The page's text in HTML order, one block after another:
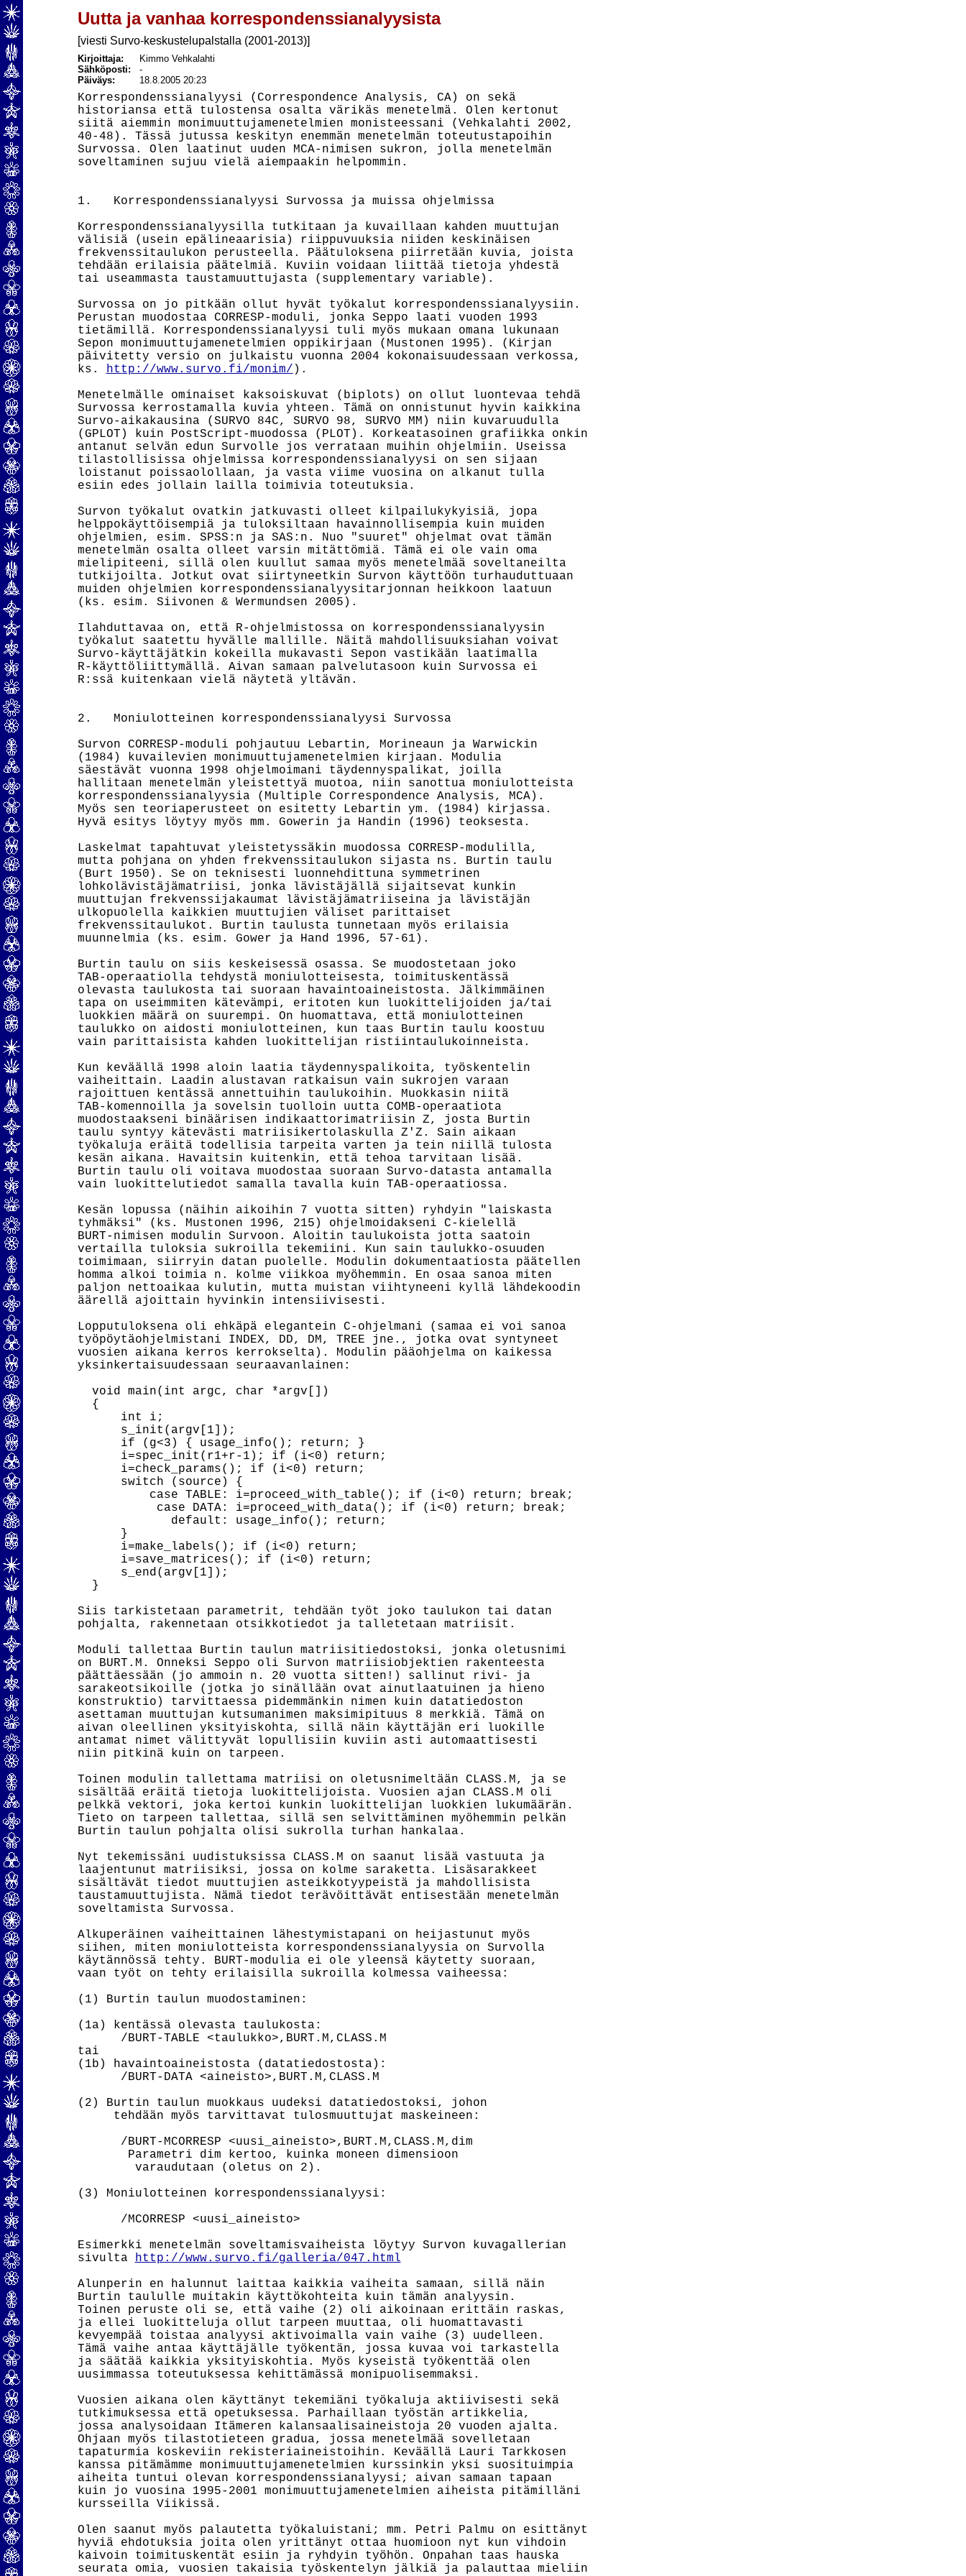
Uutta ja vanhaa korrespondenssianalyysista
[viesti Survo-keskustelupalstalla (2001-2013)]
Kirjoittaja:
Kimmo Vehkalahti
Sähköposti: -
Päiväys:
18.8.2005 20:23
Korrespondenssianalyysi (Correspondence Analysis, CA) on sekä
historiansa että tulostensa osalta värikäs menetelmä. Olen kertonut
siitä aiemmin monimuuttujamenetelmien monisteessani (Vehkalahti 2002,
40-48). Tässä jutussa keskityn enemmän menetelmän toteutustapoihin
Survossa. Olen laatinut uuden MCA-nimisen sukron, jolla menetelmän
soveltaminen sujuu vielä aiempaakin helpommin.
1.   Korrespondenssianalyysi Survossa ja muissa ohjelmissa
Korrespondenssianalyysilla tutkitaan ja kuvaillaan kahden muuttujan
välisiä (usein epälineaarisia) riippuvuuksia niiden keskinäisen
frekvenssitaulukon perusteella. Päätuloksena piirretään kuvia, joista
tehdään erilaisia päätelmiä. Kuviin voidaan liittää tietoja yhdestä
tai useammasta taustamuuttujasta (supplementary variable).
Survossa on jo pitkään ollut hyvät työkalut korrespondenssianalyysiin.
Perustan muodostaa CORRESP-moduli, jonka Seppo laati vuoden 1993
tietämillä. Korrespondenssianalyysi tuli myös mukaan omana lukunaan
Sepon monimuuttujamenetelmien oppikirjaan (Mustonen 1995). (Kirjan
päivitetty versio on julkaistu vuonna 2004 kokonaisuudessaan verkossa,
ks. http://www.survo.fi/monim/ ).
Menetelmälle ominaiset kaksoiskuvat (biplots) on ollut luontevaa tehdä
Survossa kerrostamalla kuvia yhteen. Tämä on onnistunut hyvin kaikkina
Survo-aikakausina (SURVO 84C, SURVO 98, SURVO MM) niin kuvaruudulla
(GPLOT) kuin PostScript-muodossa (PLOT). Korkeatasoinen grafiikka onkin
antanut selvän edun Survolle jos verrataan muihin ohjelmiin. Useissa
tilastollisissa ohjelmissa korrespondenssianalyysi on sen sijaan
loistanut poissaolollaan, ja vasta viime vuosina on alkanut tulla
esiin edes jollain lailla toimivia toteutuksia.
Survon työkalut ovatkin jatkuvasti olleet kilpailukykyisiä, jopa
helppokäyttöisempiä ja tuloksiltaan havainnollisempia kuin muiden
ohjelmien, esim. SPSS:n ja SAS:n. Nuo "suuret" ohjelmat ovat tämän
menetelmän osalta olleet varsin mitättömiä. Tämä ei ole vain oma
mielipiteeni, sillä olen kuullut samaa myös menetelmää soveltaneilta
tutkijoilta. Jotkut ovat siirtyneetkin Survon käyttöön turhauduttuaan
muiden ohjelmien korrespondenssianalyysitarjonnan heikkoon laatuun
(ks. esim. Siivonen & Wermundsen 2005).
Ilahduttavaa on, että R-ohjelmistossa on korrespondenssianalyysin
työkalut saatettu hyvälle mallille. Näitä mahdollisuuksiahan voivat
Survo-käyttäjätkin kokeilla mukavasti Sepon vastikään laatimalla
R-käyttöliittymällä. Aivan samaan palvelutasoon kuin Survossa ei
R:ssä kuitenkaan vielä näytetä yltävän.
2.   Moniulotteinen korrespondenssianalyysi Survossa
Survon CORRESP-moduli pohjautuu Lebartin, Morineaun ja Warwickin
(1984) kuvailevien monimuuttujamenetelmien kirjaan. Modulia
säestävät vuonna 1998 ohjelmoimani täydennyspalikat, joilla
hallitaan menetelmän yleistettyä muotoa, niin sanottua moniulotteista
korrespondenssianalyysia (Multiple Correspondence Analysis, MCA).
Myös sen teoriaperusteet on esitetty Lebartin ym. (1984) kirjassa.
Hyvä esitys löytyy myös mm. Gowerin ja Handin (1996) teoksesta.
Laskelmat tapahtuvat yleistetyssäkin muodossa CORRESP-modulilla,
mutta pohjana on yhden frekvenssitaulukon sijasta ns. Burtin taulu
(Burt 1950). Se on teknisesti luonnehdittuna symmetrinen
lohkolävistäjämatriisi, jonka lävistäjällä sijaitsevat kunkin
muuttujan frekvenssijakaumat lävistäjämatriiseina ja lävistäjän
ulkopuolella kaikkien muuttujien väliset parittaiset
frekvenssitaulukot. Burtin taulusta tunnetaan myös erilaisia
muunnelmia (ks. esim. Gower ja Hand 1996, 57-61).
Burtin taulu on siis keskeisessä osassa. Se muodostetaan joko
TAB-operaatiolla tehdystä moniulotteisesta, toimituskentässä
olevasta taulukosta tai suoraan havaintoaineistosta. Jälkimmäinen
tapa on useimmiten kätevämpi, eritoten kun luokittelijoiden ja/tai
luokkien määrä on suurempi. On huomattava, että moniulotteinen
taulukko on aidosti moniulotteinen, kun taas Burtin taulu koostuu
vain parittaisista kahden luokittelijan ristiintaulukoinneista.
Kun keväällä 1998 aloin laatia täydennyspalikoita, työskentelin
vaiheittain. Laadin alustavan ratkaisun vain sukrojen varaan
rajoittuen kentässä annettuihin taulukoihin. Muokkasin niitä
TAB-komennoilla ja sovelsin tuolloin uutta COMB-operaatiota
muodostaakseni binäärisen indikaattorimatriisin Z, josta Burtin
taulu syntyy kätevästi matriisikertolaskulla Z'Z. Sain aikaan
työkaluja eräitä todellisia tarpeita varten ja tein niillä tulosta
kesän aikana. Havaitsin kuitenkin, että tehoa tarvitaan lisää.
Burtin taulu oli voitava muodostaa suoraan Survo-datasta antamalla
vain luokittelutiedot samalla tavalla kuin TAB-operaatiossa.
Kesän lopussa (näihin aikoihin 7 vuotta sitten) ryhdyin "laiskasta
tyhmäksi" (ks. Mustonen 1996, 215) ohjelmoidakseni C-kielellä
BURT-nimisen modulin Survoon. Aloitin taulukoista jotta saatoin
vertailla tuloksia sukroilla tekemiini. Kun sain taulukko-osuuden
toimimaan, siirryin datan puolelle. Modulin dokumentaatiosta päätellen
homma alkoi toimia n. kolme viikkoa myöhemmin. En osaa sanoa miten
paljon nettoaikaa kulutin, mutta muistan viihtyneeni kyllä lähdekoodin
äärellä ajoittain hyvinkin intensiivisesti.
Lopputuloksena oli ehkäpä elegantein C-ohjelmani (samaa ei voi sanoa
työpöytäohjelmistani INDEX, DD, DM, TREE jne., jotka ovat syntyneet
vuosien aikana kerros kerrokselta). Modulin pääohjelma on kaikessa
yksinkertaisuudessaan seuraavanlainen:
  void main(int argc, char *argv[])
  {
      int i;
      s_init(argv[1]);
      if (g<3) { usage_info(); return; }
      i=spec_init(r1+r-1); if (i<0) return;
      i=check_params(); if (i<0) return;
      switch (source) {
          case TABLE: i=proceed_with_table(); if (i<0) return; break;
           case DATA: i=proceed_with_data(); if (i<0) return; break;
             default: usage_info(); return;
      }
      i=make_labels(); if (i<0) return;
      i=save_matrices(); if (i<0) return;
      s_end(argv[1]);
  }
Siis tarkistetaan parametrit, tehdään työt joko taulukon tai datan
pohjalta, rakennetaan otsikkotiedot ja talletetaan matriisit.
Moduli tallettaa Burtin taulun matriisitiedostoksi, jonka oletusnimi
on BURT.M. Onneksi Seppo oli Survon matriisiobjektien rakenteesta
päättäessään (jo ammoin n. 20 vuotta sitten!) sallinut rivi- ja
sarakeotsikoille (jotka jo sinällään ovat ainutlaatuinen ja hieno
konstruktio) tarvittaessa pidemmänkin nimen kuin datatiedoston
asettaman muuttujan kutsumanimen maksimipituus 8 merkkiä. Tämä on
aivan oleellinen yksityiskohta, sillä näin käyttäjän eri luokille
antamat nimet välittyvät lopullisiin kuviin asti automaattisesti
niin pitkinä kuin on tarpeen.
Toinen modulin tallettama matriisi on oletusnimeltään CLASS.M, ja se
sisältää eräitä tietoja luokittelijoista. Vuosien ajan CLASS.M oli
pelkkä vektori, joka kertoi kunkin luokittelijan luokkien lukumäärän.
Tieto on tarpeen tallettaa, sillä sen selvittäminen myöhemmin pelkän
Burtin taulun pohjalta olisi sukrolla turhan hankalaa.
Nyt tekemissäni uudistuksissa CLASS.M on saanut lisää vastuuta ja
laajentunut matriisiksi, jossa on kolme saraketta. Lisäsarakkeet
sisältävät tiedot muuttujien asteikkotyypeistä ja mahdollisista
taustamuuttujista. Nämä tiedot terävöittävät entisestään menetelmän
soveltamista Survossa.
Alkuperäinen vaiheittainen lähestymistapani on heijastunut myös
siihen, miten moniulotteista korrespondenssianalyysia on Survolla
käytännössä tehty. BURT-modulia ei ole yleensä käytetty suoraan,
vaan työt on tehty erilaisilla sukroilla kolmessa vaiheessa:
(1) Burtin taulun muodostaminen:
(1a) kentässä olevasta taulukosta:
      /BURT-TABLE <taulukko>,BURT.M,CLASS.M
tai
(1b) havaintoaineistosta (datatiedostosta):
      /BURT-DATA <aineisto>,BURT.M,CLASS.M
(2) Burtin taulun muokkaus uudeksi datatiedostoksi, johon
     tehdään myös tarvittavat tulosmuuttujat maskeineen:
      /BURT-MCORRESP <uusi_aineisto>,BURT.M,CLASS.M,dim
       Parametri dim kertoo, kuinka moneen dimensioon
        varaudutaan (oletus on 2).
(3) Moniulotteinen korrespondenssianalyysi:
      /MCORRESP <uusi_aineisto>
Esimerkki menetelmän soveltamisvaiheista löytyy Survon kuvagallerian
sivulta http://www.survo.fi/galleria/047.html
Alunperin en halunnut laittaa kaikkia vaiheita samaan, sillä näin
Burtin taululle muitakin käyttökohteita kuin tämän analyysin.
Toinen peruste oli se, että vaihe (2) oli aikoinaan erittäin raskas,
ja ellei luokitteluja ollut tarpeen muuttaa, oli huomattavasti
kevyempää toistaa analyysi aktivoimalla vain vaihe (3) uudelleen.
Tämä vaihe antaa käyttäjälle työkentän, jossa kuvaa voi tarkastella
ja säätää kaikkia yksityiskohtia. Myös kyseistä työkenttää olen
uusimmassa toteutuksessa kehittämässä monipuolisemmaksi.
Vuosien aikana olen käyttänyt tekemiäni työkaluja aktiivisesti sekä
tutkimuksessa että opetuksessa. Parhaillaan työstän artikkelia,
jossa analysoidaan Itämeren kalansaalisaineistoja 20 vuoden ajalta.
Ohjaan myös tilastotieteen gradua, jossa menetelmää sovelletaan
tapaturmia koskeviin rekisteriaineistoihin. Keväällä Lauri Tarkkosen
kanssa pitämämme monimuuttujamenetelmien kurssinkin yksi suosituimpia
aiheita tuntui olevan korrespondenssianalyysi; aivan samaan tapaan
kuin jo vuosina 1995-2001 monimuuttujamenetelmien aiheista pitämilläni
kursseilla Viikissä.
Olen saanut myös palautetta työkaluistani; mm. Petri Palmu on esittänyt
hyviä ehdotuksia joita olen yrittänyt ottaa huomioon nyt kun vihdoin
kaivoin toimituskentät esiin ja ryhdyin työhön. Onpahan taas hauska
seurata omia, vuosien takaisia työskentelyn jälkiä ja palauttaa mieliin